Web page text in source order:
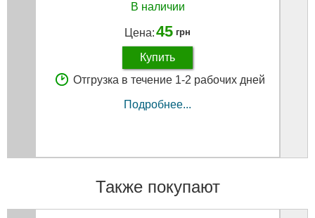
В наличии
Цена:45 грн
Купить
Отгрузка в течение 1-2 рабочих дней
Подробнее...
Также покупают